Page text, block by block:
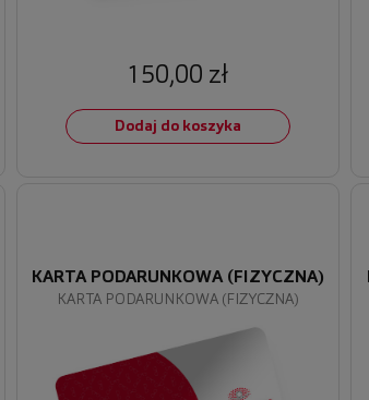
150,00 zł
Dodaj do koszyka
KARTA PODARUNKOWA (FIZYCZNA)
KARTA PODARUNKOWA (FIZYCZNA)